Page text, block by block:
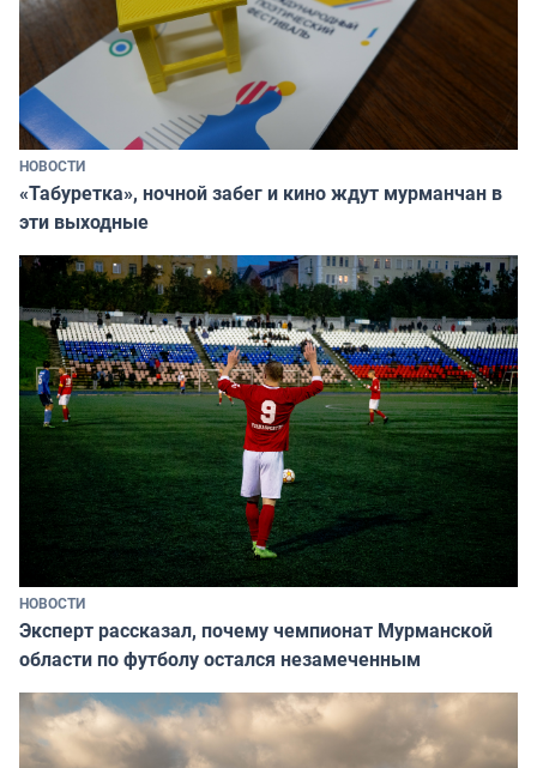
НОВОСТИ
«Табуретка», ночной забег и кино ждут мурманчан в
эти выходные
НОВОСТИ
Эксперт рассказал, почему чемпионат Мурманской
области по футболу остался незамеченным